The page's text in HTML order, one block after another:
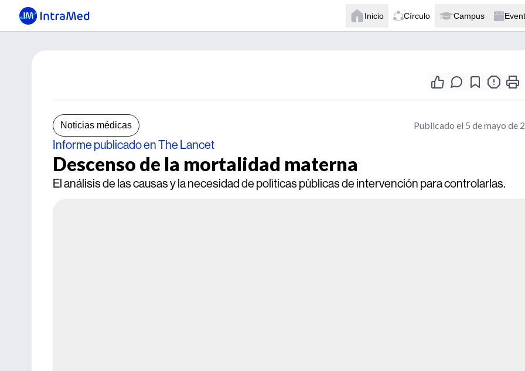
Inicio Círculo Campus
Noticias médicas Publicado el 5 de mayo de
Informe publicado en The Lancet
Descenso de la mortalidad materna
El análisis de las causas y la necesidad de polìticas pùblicas de intervención para controlarlas.